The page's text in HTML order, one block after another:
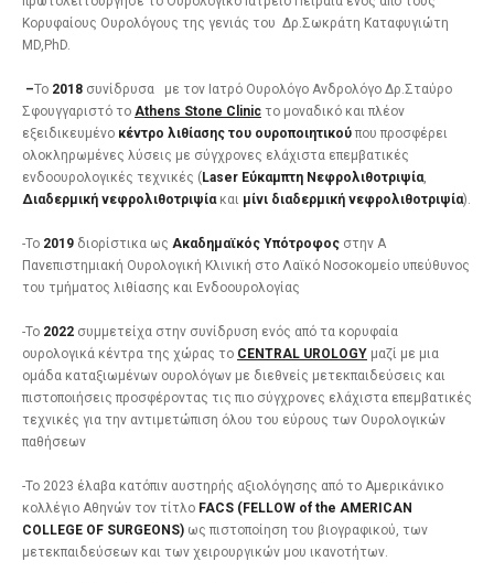
Κορυφαίους Ουρολόγους της γενιάς του Δρ.Σωκράτη Καταφυγιώτη
MD,PhD.
–Το 2018 συνίδρυσα με τον Ιατρό Ουρολόγο Ανδρολόγο Δρ.Σταύρο
Σφουγγαριστό το Athens Stone Clinic το μοναδικό και πλέον
εξειδικευμένο κέντρο λιθίασης του ουροποιητικού που προσφέρει
ολοκληρωμένες λύσεις με σύγχρονες ελάχιστα επεμβατικές
ενδοουρολογικές τεχνικές (Laser Εύκαμπτη Νεφρολιθοτριψία,
Διαδερμική νεφρολιθοτριψίακαι μίνι διαδερμική νεφρολιθοτριψία).
-Το 2019 διορίστικα ως Ακαδημαϊκός Υπότροφος στην Α
Πανεπιστημιακή Ουρολογική Κλινική στο Λαϊκό Νοσοκομείο υπεύθυνος
του τμήματος λιθίασης και Ενδοουρολογίας
-Το 2022 συμμετείχα στην συνίδρυση ενός από τα κορυφαία
ουρολογικά κέντρα της χώρας το CENTRAL UROLOGY μαζί με μια
ομάδα καταξιωμένων ουρολόγων με διεθνείς μετεκπαιδεύσεις και
πιστοποιήσεις προσφέροντας τις πιο σύγχρονες ελάχιστα επεμβατικές
τεχνικές για την αντιμετώπιση όλου του εύρους των Ουρολογικών
παθήσεων
-To 2023 έλαβα κατόπιν αυστηρής αξιολόγησης από το Αμερικάνικο
κολλέγιο Αθηνών τον τίτλο FACS (FELLOW of the AMERICAN
COLLEGE OF SURGEONS) ως πιστοποίηση του βιογραφικού, των
μετεκπαιδεύσεων και των χειρουργικών μου ικανοτήτων.